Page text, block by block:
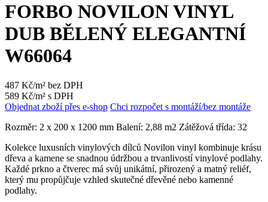
FORBO NOVILON VINYL
DUB BĚLENÝ ELEGANTNÍ
W66064
487 Kč/m² bez DPH
589 Kč/m² s DPH
Objednat zboží přes e-shop Chci rozpočet s montáží/bez montáže
Rozměr: 2 x 200 x 1200 mm Balení: 2,88 m2 Zátěžová třída: 32
Kolekce luxusních vinylových dílců Novilon vinyl kombinuje krásu
dřeva a kamene se snadnou údržbou a trvanlivostí vinylové podlahy.
Každé prkno a čtverec má svůj unikátní, přirozený a matný reliéf,
který mu propůjčuje vzhled skutečné dřevěné nebo kamenné
podlahy.